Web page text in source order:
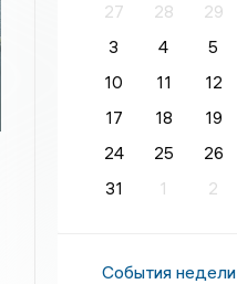
27
28 29
3
4 5
10
11 12
17
18 19
24
25 26
31
1 2
События недели